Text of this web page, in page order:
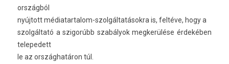
országból
nyújtott médiatartalom-szolgáltatásokra is, feltéve, hogy a
szolgáltató a szigorúbb szabályok meg­kerülése érdekében
telepedett
le az országhatáron túl.